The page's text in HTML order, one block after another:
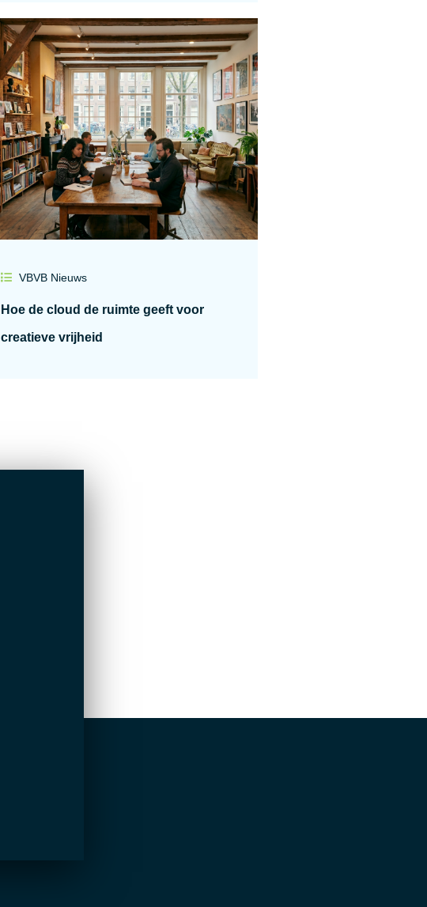
VBVB Nieuws
Hoe de cloud de ruimte geeft voor
creatieve vrijheid